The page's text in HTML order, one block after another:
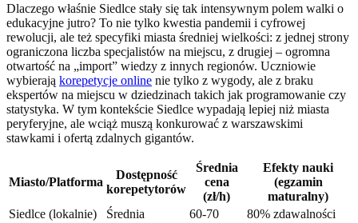
Dlaczego właśnie Siedlce stały się tak intensywnym polem walki o
edukacyjne jutro? To nie tylko kwestia pandemii i cyfrowej
rewolucji, ale też specyfiki miasta średniej wielkości: z jednej strony
ograniczona liczba specjalistów na miejscu, z drugiej – ogromna
otwartość na „import” wiedzy z innych regionów. Uczniowie
wybierają korepetycje online nie tylko z wygody, ale z braku
ekspertów na miejscu w dziedzinach takich jak programowanie czy
statystyka. W tym kontekście Siedlce wypadają lepiej niż miasta
peryferyjne, ale wciąż muszą konkurować z warszawskimi
stawkami i ofertą zdalnych gigantów.
Miasto/Platforma
Dostępność
korepetytorów
Średnia
cena
(zł/h)
Efekty nauki
(egzamin
maturalny)
Siedlce (lokalnie)
Średnia 60-70
80% zdawalności